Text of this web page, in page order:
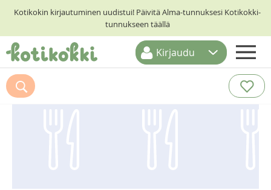
Kotikokin kirjautuminen uudistui! Päivitä Alma-tunnuksesi Kotikokki-
tunnukseen täällä
ETUSIVU
RESEPTIHAKU
Kirjaudu
Suosittelemme myös